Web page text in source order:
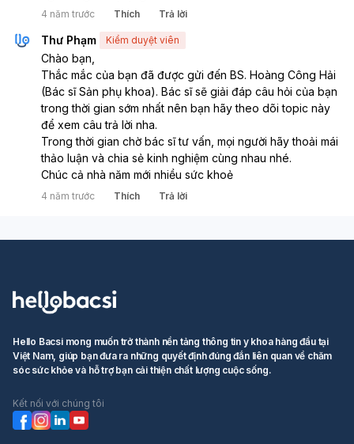
4 năm trước Thích Trả lời
Thư Phạm Kiểm duyệt viên
Chào bạn,
Thắc mắc của bạn đã được gửi đến BS. Hoàng Công Hải
(Bác sĩ Sản phụ khoa). Bác sĩ sẽ giải đáp câu hỏi của bạn
trong thời gian sớm nhất nên bạn hãy theo dõi topic này
để xem câu trả lời nha.
Trong thời gian chờ bác sĩ tư vấn, mọi người hãy thoải mái
thảo luận và chia sẻ kinh nghiệm cùng nhau nhé.
Chúc cả nhà năm mới nhiều sức khoẻ
4 năm trước Thích Trả lời
Hello Bacsi mong muốn trở thành nền tảng thông tin y khoa hàng đầu tại
Việt Nam, giúp bạn đưa ra những quyết định đúng đắn liên quan về chăm
sóc sức khỏe và hỗ trợ bạn cải thiện chất lượng cuộc sống.
Kết nối với chúng tôi